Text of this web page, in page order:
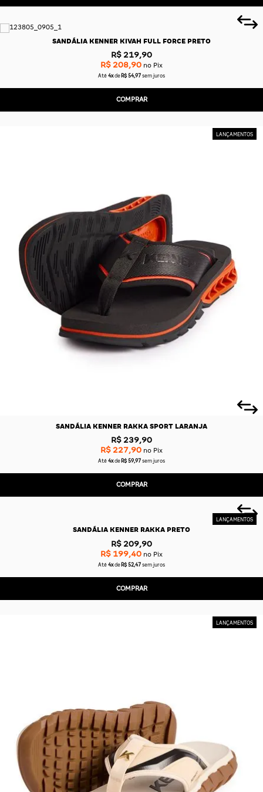
SANDÁLIA KENNER KIVAH FULL FORCE PRETO
R$ 219,90
R$ 208,90 no Pix
Até 4x de R$ 54,97 sem juros
COMPRAR
SANDÁLIA KENNER RAKKA SPORT LARANJA
R$ 239,90
R$ 227,90 no Pix
Até 4x de R$ 59,97 sem juros
COMPRAR
SANDÁLIA KENNER RAKKA PRETO
R$ 209,90
R$ 199,40 no Pix
Até 4x de R$ 52,47 sem juros
COMPRAR